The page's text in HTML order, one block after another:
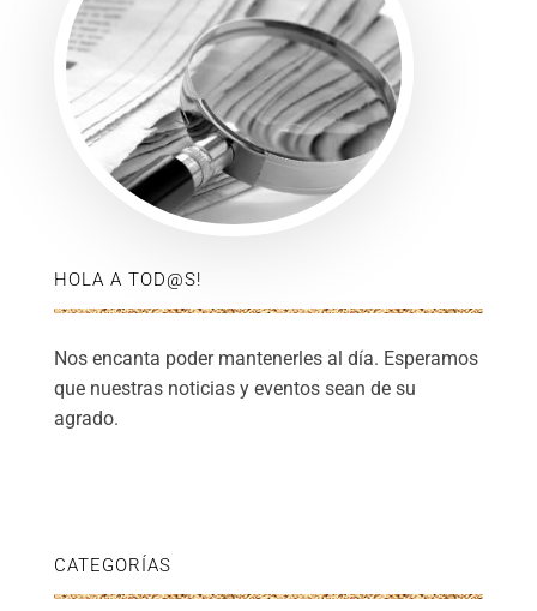
HOLA A TOD@S!
Nos encanta poder mantenerles al día. Esperamos
que nuestras noticias y eventos sean de su
agrado.
CATEGORÍAS